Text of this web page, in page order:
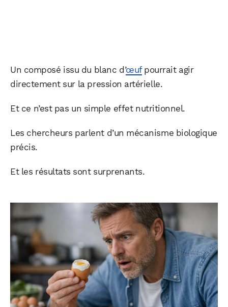
Un composé issu du blanc d’œufpourrait agir
directement sur la pression artérielle.
Et ce n’est pas un simple effet nutritionnel.
Les chercheurs parlent d’un mécanisme biologique
précis.
Et les résultats sont surprenants.